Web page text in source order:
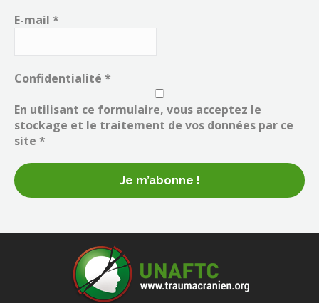
E-mail *
Confidentialité *
En utilisant ce formulaire, vous acceptez le
stockage et le traitement de vos données par ce
site *